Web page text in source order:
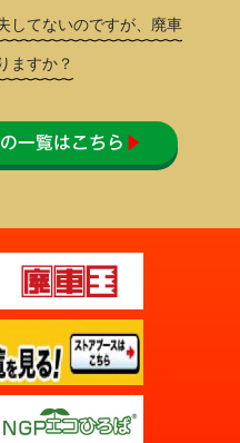
してないのですが、廃車
ますか？
一覧はこちら ▶